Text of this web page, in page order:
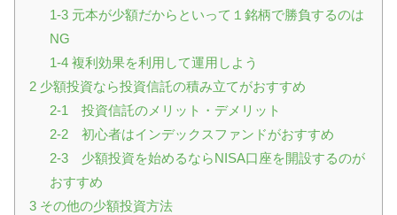
1-3 元本が少額だからといって１銘柄で勝負するのは
NG
1-4 複利効果を利用して運用しよう
2 少額投資なら投資信託の積み立てがおすすめ
2-1 投資信託のメリット・デメリット
2-2 初心者はインデックスファンドがおすすめ
2-3 少額投資を始めるならNISA口座を開設するのが
おすすめ
3 その他の少額投資方法